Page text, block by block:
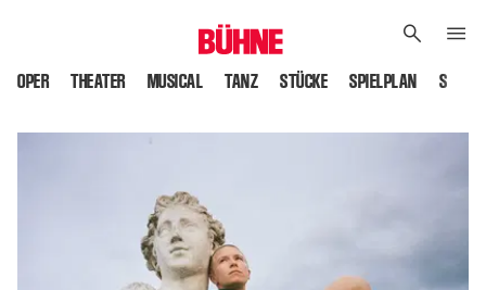
OPER THEATER MUSICAL TANZ STÜCKE SPIELPLAN